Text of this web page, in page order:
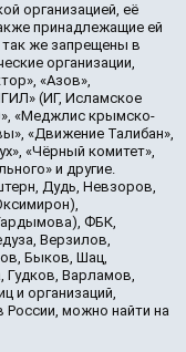
организацией, её
принадлежащие ей
же запрещены в
организации,
«Азов»,
(ИГ, Исламское
«Меджлис крымско-
«Движение Талибан»,
«Чёрный комитет»,
и другие.
Дудь, Невзоров,
ФБК,
Верзилов,
Быков, Шац,
Гудков, Варламов,
и организаций,
России, можно найти на